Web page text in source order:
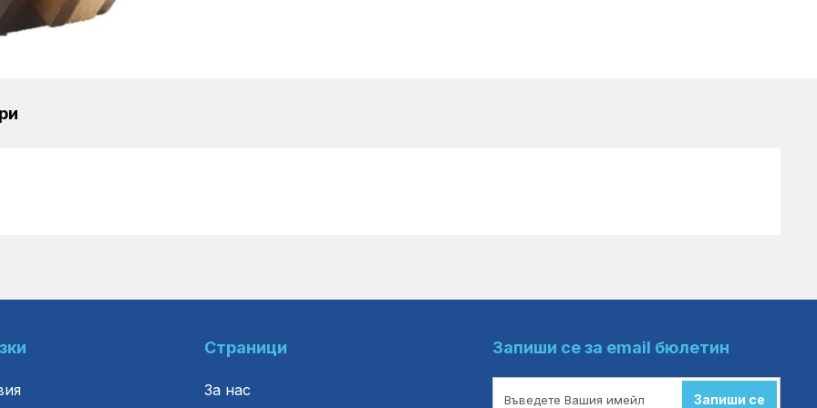
Страници
За нас
Запиши се за email бюлетин
Запиши се